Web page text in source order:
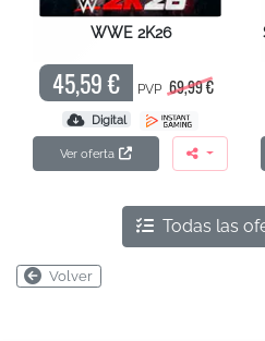
WWE 2K26
45,59 € PVP 69,99 €
Digital
Ver oferta
Todas las
Volver